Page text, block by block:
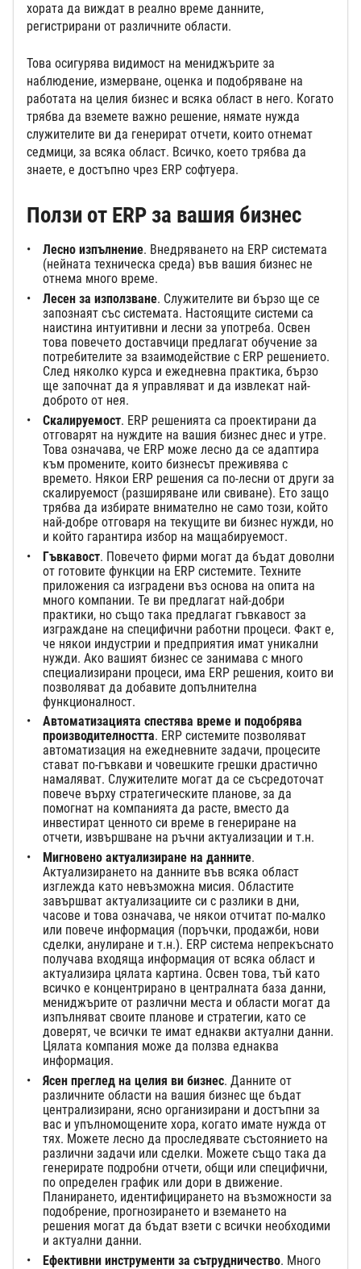
хората да виждат в реално време данните,
регистрирани от различните области.
Това осигурява видимост на мениджърите за
наблюдение, измерване, оценка и подобряване на
работата на целия бизнес и всяка област в него. Когато
трябва да вземете важно решение, нямате нужда
служителите ви да генерират отчети, които отнемат
седмици, за всяка област. Всичко, което трябва да
знаете, е достъпно чрез ERP софтуера.
Ползи от ERP за вашия бизнес
Лесно изпълнение. Внедряването на ERP системата
(нейната техническа среда) във вашия бизнес не
отнема много време.
Лесен за използване. Служителите ви бързо ще се
запознаят със системата. Настоящите системи са
наистина интуитивни и лесни за употреба. Освен
това повечето доставчици предлагат обучение за
потребителите за взаимодействие с ERP решението.
След няколко курса и ежедневна практика, бързо
ще започнат да я управляват и да извлекат най-
доброто от нея.
Скалируемост. ERP решенията са проектирани да
отговарят на нуждите на вашия бизнес днес и утре.
Това означава, че ERP може лесно да се адаптира
към промените, които бизнесът преживява с
времето. Някои ERP решения са по-лесни от други за
скалируемост (разширяване или свиване). Ето защо
трябва да избирате внимателно не само този, който
най-добре отговаря на текущите ви бизнес нужди, но
и който гарантира избор на мащабируемост.
Гъвкавост. Повечето фирми могат да бъдат доволни
от готовите функции на ERP системите. Техните
приложения са изградени въз основа на опита на
много компании. Те ви предлагат най-добри
практики, но също така предлагат гъвкавост за
изграждане на специфични работни процеси. Факт е,
че някои индустрии и предприятия имат уникални
нужди. Ако вашият бизнес се занимава с много
специализирани процеси, има ERP решения, които ви
позволяват да добавите допълнителна
функционалност.
Автоматизацията спестява време и подобрява
производителността. ERP системите позволяват
автоматизация на ежедневните задачи, процесите
стават по-гъвкави и човешките грешки драстично
намаляват. Служителите могат да се съсредоточат
повече върху стратегическите планове, за да
помогнат на компанията да расте, вместо да
инвестират ценното си време в генериране на
отчети, извършване на ръчни актуализации и т.н.
Мигновено актуализиране на данните.
Актуализирането на данните във всяка област
изглежда като невъзможна мисия. Областите
завършват актуализациите си с разлики в дни,
часове и това означава, че някои отчитат по-малко
или повече информация (поръчки, продажби, нови
сделки, анулиране и т.н.). ERP система непрекъснато
получава входяща информация от всяка област и
актуализира цялата картина. Освен това, тъй като
всичко е концентрирано в централната база данни,
мениджърите от различни места и области могат да
изпълняват своите планове и стратегии, като се
доверят, че всички те имат еднакви актуални данни.
Цялата компания може да ползва еднаква
информация.
Ясен преглед на целия ви бизнес. Данните от
различните области на вашия бизнес ще бъдат
централизирани, ясно организирани и достъпни за
вас и упълномощените хора, когато имате нужда от
тях. Можете лесно да проследявате състоянието на
различни задачи или сделки. Можете също така да
генерирате подробни отчети, общи или специфични,
по определен график или дори в движение.
Планирането, идентифицирането на възможности за
подобрение, прогнозирането и вземането на
решения могат да бъдат взети с всички необходими
и актуални данни.
Ефективни инструменти за сътрудничество. Много